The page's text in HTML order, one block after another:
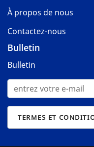
À propos de nous
Contactez-nous
Bulletin
Bulletin